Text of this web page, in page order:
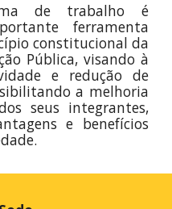
de trabalho é
ferramenta
constitucional da
Pública, visando à
e redução de
a melhoria
seus integrantes,
e benefícios